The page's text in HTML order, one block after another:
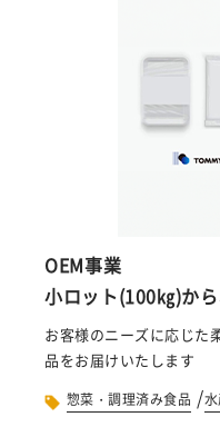
OEM事業
小ロット(100㎏)か
お客様のニーズに応じた
品をお届けいたします
惣菜・調理済み食品 /